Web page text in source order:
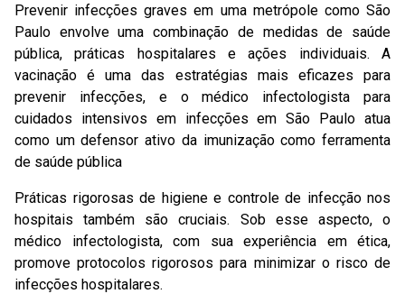
Prevenir infecções graves em uma metrópole como São
Paulo envolve uma combinação de medidas de saúde
pública, práticas hospitalares e ações individuais. A
vacinação é uma das estratégias mais eficazes para
prevenir infecções, e o médico infectologista para
cuidados intensivos em infecções em São Paulo atua
como um defensor ativo da imunização como ferramenta
de saúde pública
Práticas rigorosas de higiene e controle de infecção nos
hospitais também são cruciais. Sob esse aspecto, o
médico infectologista, com sua experiência em ética,
promove protocolos rigorosos para minimizar o risco de
infecções hospitalares.